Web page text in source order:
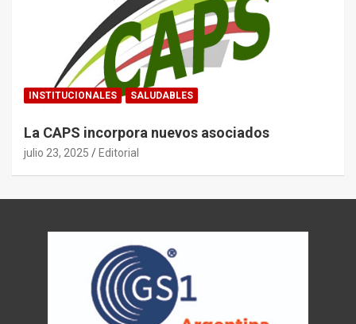
INSTITUCIONALES SALUDABLES
La CAPS incorpora nuevos asociados
julio 23, 2025 Editorial